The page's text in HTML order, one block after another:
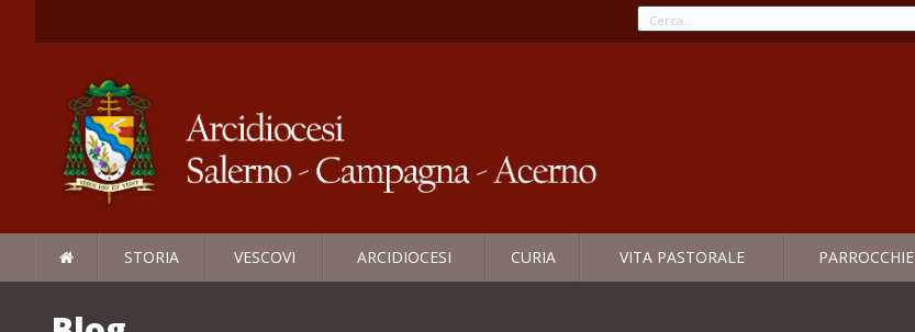
STORIA VESCOVI ARCIDIOCESI CURIA VITA PASTORALE PARROCCHIE